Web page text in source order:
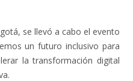
se llevó a cabo el evento
un futuro inclusivo para
la transformación digital